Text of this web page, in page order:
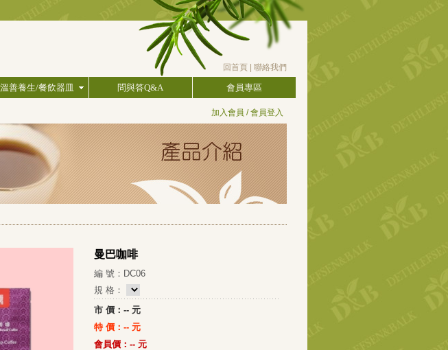
回首頁| 聯絡我們
溫善養生/餐飲器皿 問與答Q&A 會員專區
加入會員 /會員登入
曼巴咖啡
編 號：DC06
規 格：
市 價： --元
特 價：-- 元
會員價：-- 元